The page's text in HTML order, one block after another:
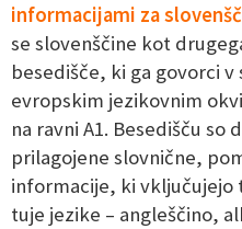
informacijami za
se slovenščine kot
besedišče, ki ga govorci
evropskim jezikovnim
na ravni A1. Besedišču
prilagojene slovnične,
informacije, ki
tuje jezike – angleščino,